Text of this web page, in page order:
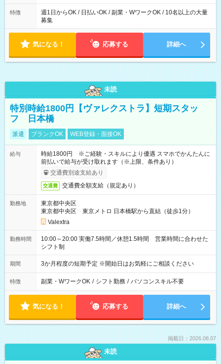
特徴
週1日からOK / 日払いOK / 副業・WワークOK / 10名以上の大量
募集
気になる！ 応募する 詳細へ
未読
特別時給1800円【ヴァレクストラ】短期スタッ
フ 日本橋
派遣 ブランクOK WEB登録・面接OK
給与
時給1800円 ※ご経験・スキルにより優遇 スマホでかんたんに
前払いで給与が受け取れます（※上限、条件あり）
交通費別途支給あり
交通費 交通費全額支給（規定あり）
勤務地
東京都中央区
東京都中央区 東京メトロ 日本橋駅から直結（徒歩1分）
Valextra
勤務時間
10:00～20:00 実働7.5時間／休憩1.5時間 営業時間に合わせた
シフト制
期間 3か月程度の短期予定 ※開始日はお気軽にご相談ください
特徴 副業・WワークOK / シフト勤務 / パソコンスキル不要
気になる！ 応募する 詳細へ
掲載日：2026.08.07
未読